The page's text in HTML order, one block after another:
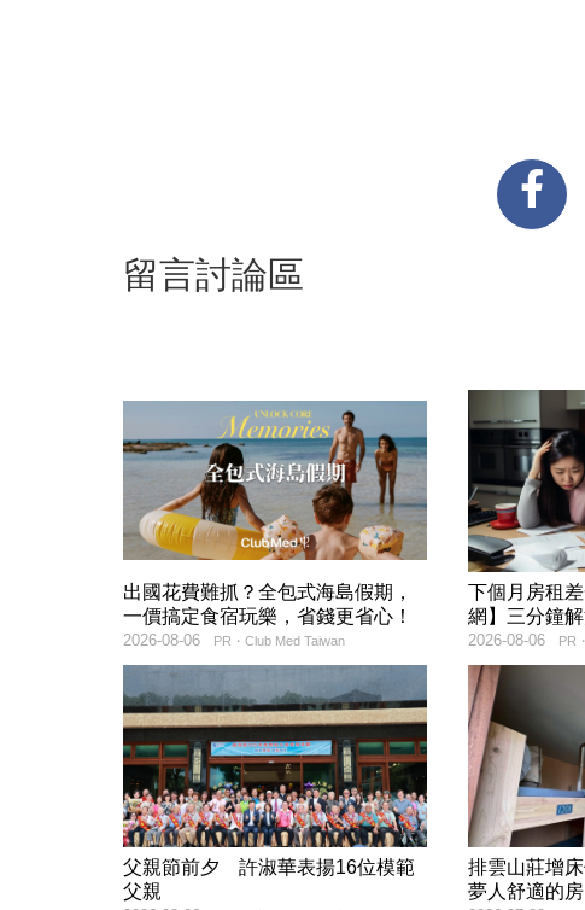
留言討論區
出國花費難抓？全包式海島假期，
一價搞定食宿玩樂，省錢更省心！
PR・Club Med Taiwan
2026-08-06
下個月房租
網】三分鐘
PR
2026-08-06
父親節前夕 許淑華表揚16位模範
父親
排雲山莊增
夢人舒適的房